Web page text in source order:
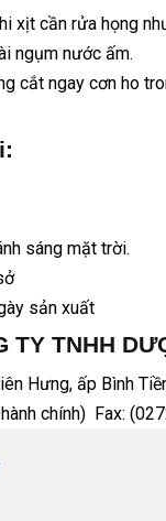
xịt cần rửa họng
ngụm nước ấm.
cắt ngay cơn ho
sáng mặt trời.
sản xuất
TY TNHH
Hưng, ấp Bình
chính) Fax: